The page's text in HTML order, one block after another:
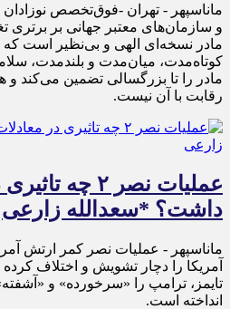
ماناسپهر - تهران -فوق‌تخصص نوزادان
و سازمان‌های معتبر جهانی بر برتری
مادر نسخه‌ای الهی و بی‌نظیر است که
کوتاه‌مدت، میان‌مدت و بلندمدت،
مادر را تا بزرگسالی تضمین می‌کند و
رقابت با آن نیست.
عملیات نصر ۲
داشت؟ *سعدالله زارعی
ماناسپهر - عملیات نصر کمر ارتش
آمریکا را دچار تشویش و اختلاف کرده
تایمز، ترامپ را «سرخورده» و
انداخته است.